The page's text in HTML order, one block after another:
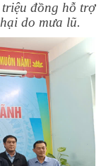
đồng hỗ trợ
do mưa lũ.